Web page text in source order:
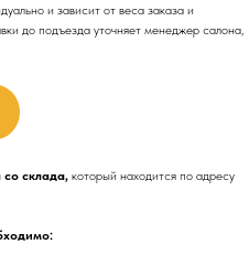
и зависит от веса заказа и
до подъезда уточняет менеджер салона,
со склада, который находится по адресу